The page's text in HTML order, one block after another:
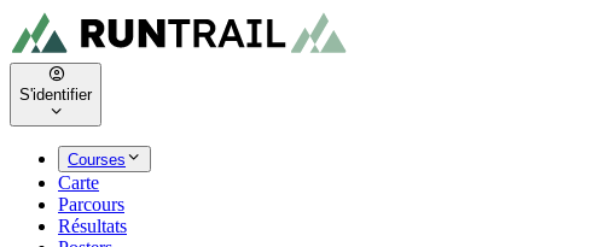
S'identifier
Courses
Carte
Parcours
Résultats